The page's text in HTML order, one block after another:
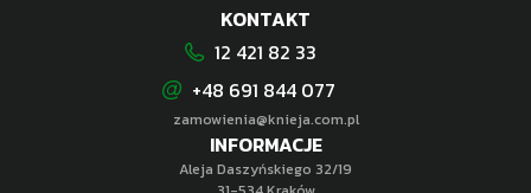
INFORMACJE
Aleja Daszyńskiego 32/19
KONTAKT
12 421 82 33
+48 691 844 077
zamowienia@knieja.com.pl